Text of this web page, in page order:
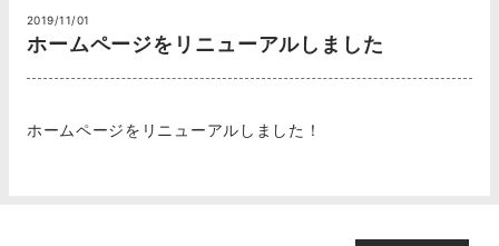
2019/11/01
ホームページをリニューアルしました
ホームページをリニューアルしました！